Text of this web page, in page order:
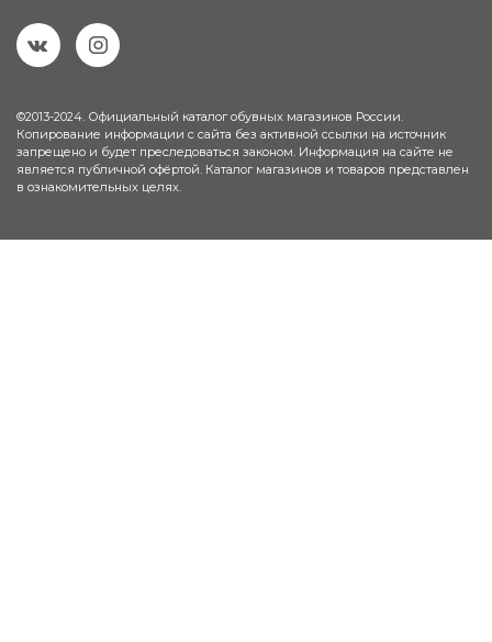
©2013-2024. Официальный каталог обувных магазинов России.
Копирование информации с сайта без активной ссылки на источник
запрещено и будет преследоваться законом. Информация на сайте не
является публичной офёртой. Каталог магазинов и товаров представлен
в ознакомительных целях.